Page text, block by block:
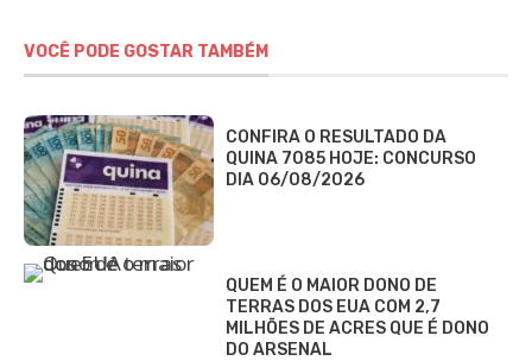
VOCÊ PODE GOSTAR TAMBÉM
CONFIRA O RESULTADO DA
QUINA 7085 HOJE: CONCURSO
DIA 06/08/2026
QUEM É O MAIOR DONO DE
TERRAS DOS EUA COM 2,7
MILHÕES DE ACRES QUE É DONO
DO ARSENAL